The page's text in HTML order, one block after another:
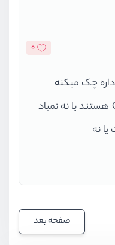
0
چک میکنه
password و email داخل $_GET هستند یا نه نمیاد
نه
صفحه بعد